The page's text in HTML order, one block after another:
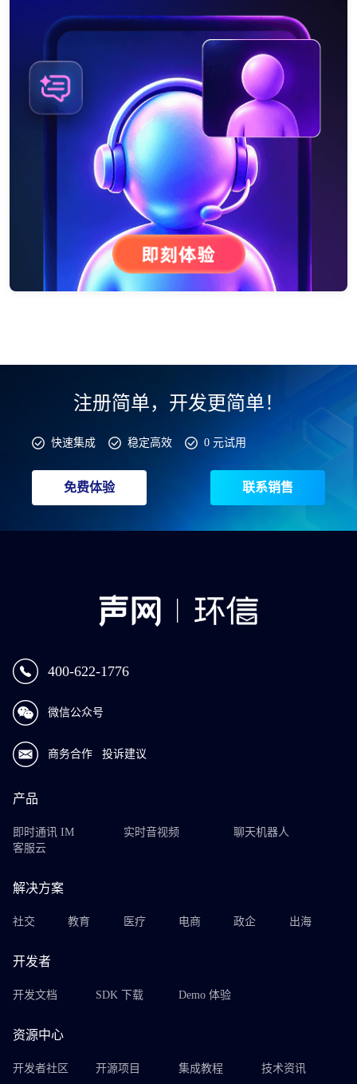
注册简单，开发更简单！
快速集成 稳定高效 0 元试用
免费体验 联系销售
400-622-1776
微信公众号
商务合作 投诉建议
产品
即时通讯 IM 实时音视频
聊天机器人
客服云
解决方案
社交 教育 医疗 电商 政企 出海
开发者
开发文档 SDK 下载 Demo 体验
资源中心
开发者社区 开源项目 集成教程 技术资讯